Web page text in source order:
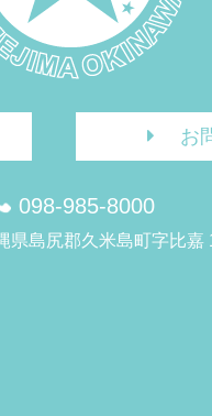
お
098-985-8000
県島尻郡久米島町字比嘉